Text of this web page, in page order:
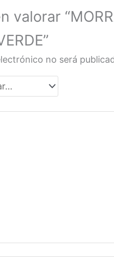
valorar
no será